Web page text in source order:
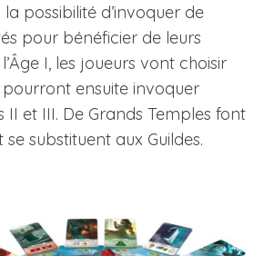
possibilité d’invoquer de
pour bénéficier de leurs
I, les joueurs vont choisir
pourront ensuite invoquer
II et III. De Grands Temples font
substituent aux Guildes.